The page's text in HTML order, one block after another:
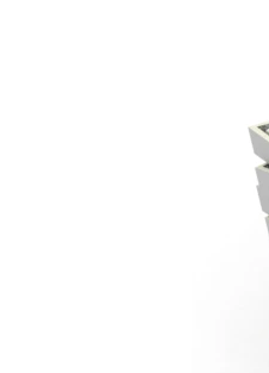
УКРАИНСКАЯ ПРОБЛЕМА КРЫМА